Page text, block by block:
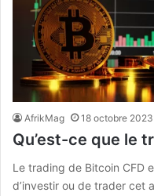
AfrikMag 18 octobre 2023
Qu’est-ce que le
Le trading de Bitcoin CFD
d’investir ou de trader cet